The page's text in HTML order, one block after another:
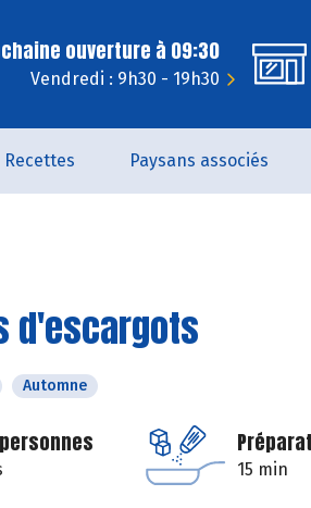
ouverture à 09:30
Vendredi : 9h30 - 19h30
Recettes Paysans associés
d'escargots
Automne
15 min